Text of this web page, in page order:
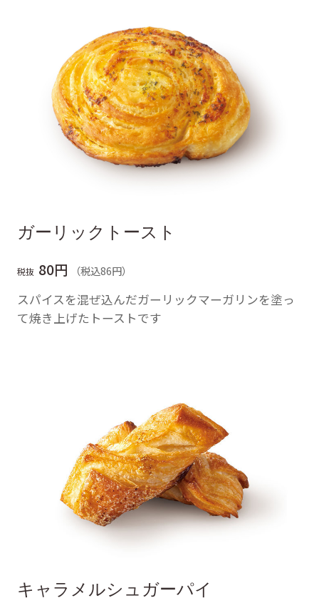
ガーリックトースト
税抜 80円 （税込86円）
スパイスを混ぜ込んだガーリックマーガリンを塗っ
て焼き上げたトーストです
キャラメルシュガーパイ